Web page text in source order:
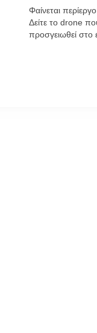
Φαίνεται
Δείτε το drone
προσγειωθεί